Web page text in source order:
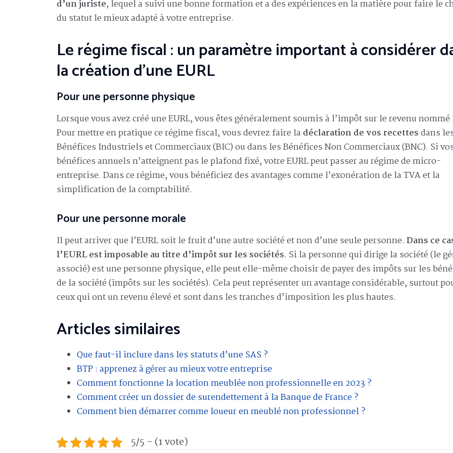
d’un juriste, lequel a suivi une bonne formation et a des expériences en la matière pour faire le
du statut le mieux adapté à votre entreprise.
Le régime fiscal : un paramètre important à considérer
la création d’une EURL
Pour une personne physique
Lorsque vous avez créé une EURL, vous êtes généralement soumis à l’impôt sur le revenu nommé
Pour mettre en pratique ce régime fiscal, vous devrez faire la déclaration de vos recettesdans
Bénéfices Industriels et Commerciaux (BIC) ou dans les Bénéfices Non Commerciaux (BNC). Si
bénéfices annuels n’atteignent pas le plafond fixé, votre EURL peut passer au régime de micro-
entreprise. Dans ce régime, vous bénéficiez des avantages comme l’exonération de la TVA et la
simplification de la comptabilité.
Pour une personne morale
Il peut arriver que l’EURL soit le fruit d’une autre société et non d’une seule personne. Dans ce
l’EURL est imposable au titre d’impôt sur les sociétés. Si la personne qui dirige la société (le
associé) est une personne physique, elle peut elle-même choisir de payer des impôts sur les
de la société (impôts sur les sociétés). Cela peut représenter un avantage considérable, surtout
ceux qui ont un revenu élevé et sont dans les tranches d’imposition les plus hautes.
Articles similaires
Que faut-il inclure dans les statuts d’une SAS ?
BTP : apprenez à gérer au mieux votre entreprise
Comment fonctionne la location meublée non professionnelle en 2023 ?
Comment créer un dossier de surendettement à la Banque de France ?
Comment bien démarrer comme loueur en meublé non professionnel ?
5/5 - (1 vote)